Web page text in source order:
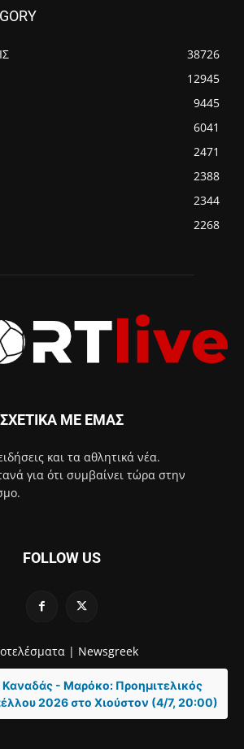
38726
12945
9445
6041
2471
2388
2344
2268
ΣΧΕΤΙΚΑ ΜΕ ΕΜΑΣ
και τα αθλητικά νέα.
για ότι συμβαίνει τώρα στην
FOLLOW US
| Newsgreek
Καναδάς - Μαρόκο: Προημιτελικός
2026 στο Χιούστον (4/7, 20:00)